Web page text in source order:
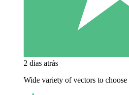
2 dias atrás
Wide variety of vectors to